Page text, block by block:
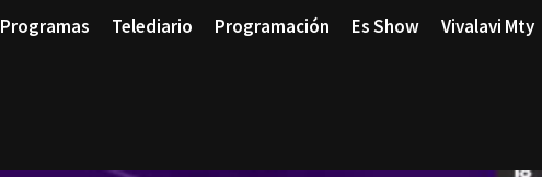
Programas Telediario Programación Es Show Vivalavi Mty